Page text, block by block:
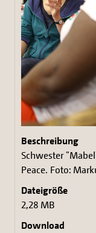
Schwester
Peace. Foto:
2,28 MB